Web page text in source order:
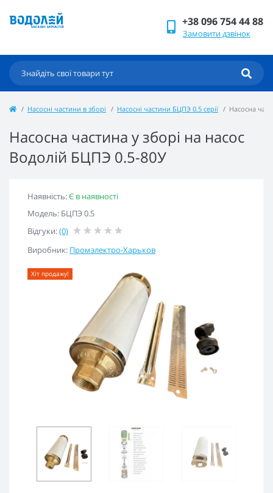
+38 096 754 44 88
Замовити дзвінок
Насосні частини в зборі Насосні частини БЦПЭ 0.5 серії Насосна
Насосна частина у зборі на насос
Водолій БЦПЭ 0.5-80У
Наявність:Є в наявності
Модель: БЦПЭ 0.5
Відгуки:(0)
Виробник: Промэлектро-Харьков
Хіт продажу!